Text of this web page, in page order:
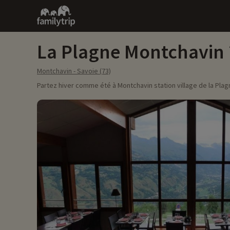
Family
trip
La Plagne Montchavin
Montchavin - Savoie (73)
Partez hiver comme été à Montchavin station village de la